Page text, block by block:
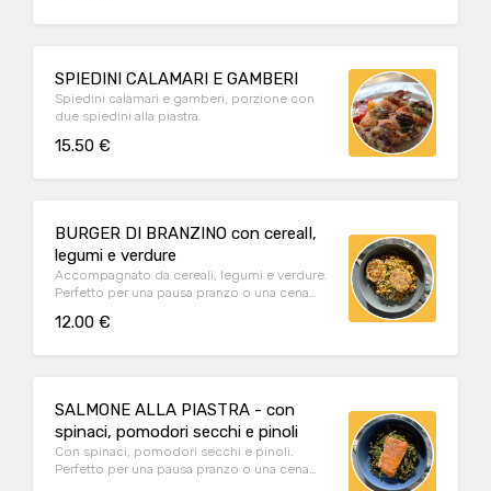
SPIEDINI CALAMARI E GAMBERI
Spiedini calamari e gamberi, porzione con
due spiedini alla piastra.
15.50 €
BURGER DI BRANZINO con cerealI,
legumi e verdure
Accompagnato da cereali, legumi e verdure.
Perfetto per una pausa pranzo o una cena
12.00 €
SALMONE ALLA PIASTRA - con
spinaci, pomodori secchi e pinoli
Con spinaci, pomodori secchi e pinoli.
Perfetto per una pausa pranzo o una cena